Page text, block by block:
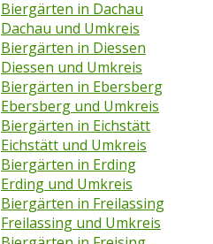
Biergärten in Dachau
Dachau und Umkreis
Biergärten in Diessen
Diessen und Umkreis
Biergärten in Ebersberg
Ebersberg und Umkreis
Biergärten in Eichstätt
Eichstätt und Umkreis
Biergärten in Erding
Erding und Umkreis
Biergärten in Freilassing
Freilassing und Umkreis